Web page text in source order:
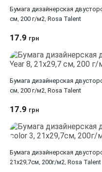
Бумага дизайнерская
см, 200 г/м2, Rosa Talent
17.9 грн
Бумага дизайнерская
см, 200 г/м2, Rosa Talent
17.9 грн
Бумага дизайнерская
21х29,7см, 200г/м2, Rosa Talent